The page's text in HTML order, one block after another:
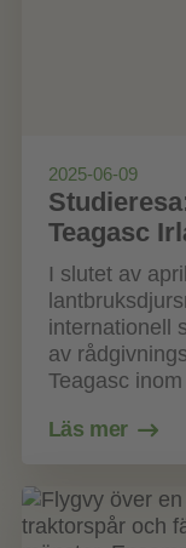
2025-06-09
Teagasc
I slutet av
internationell
av
Teagasc
Läs mer